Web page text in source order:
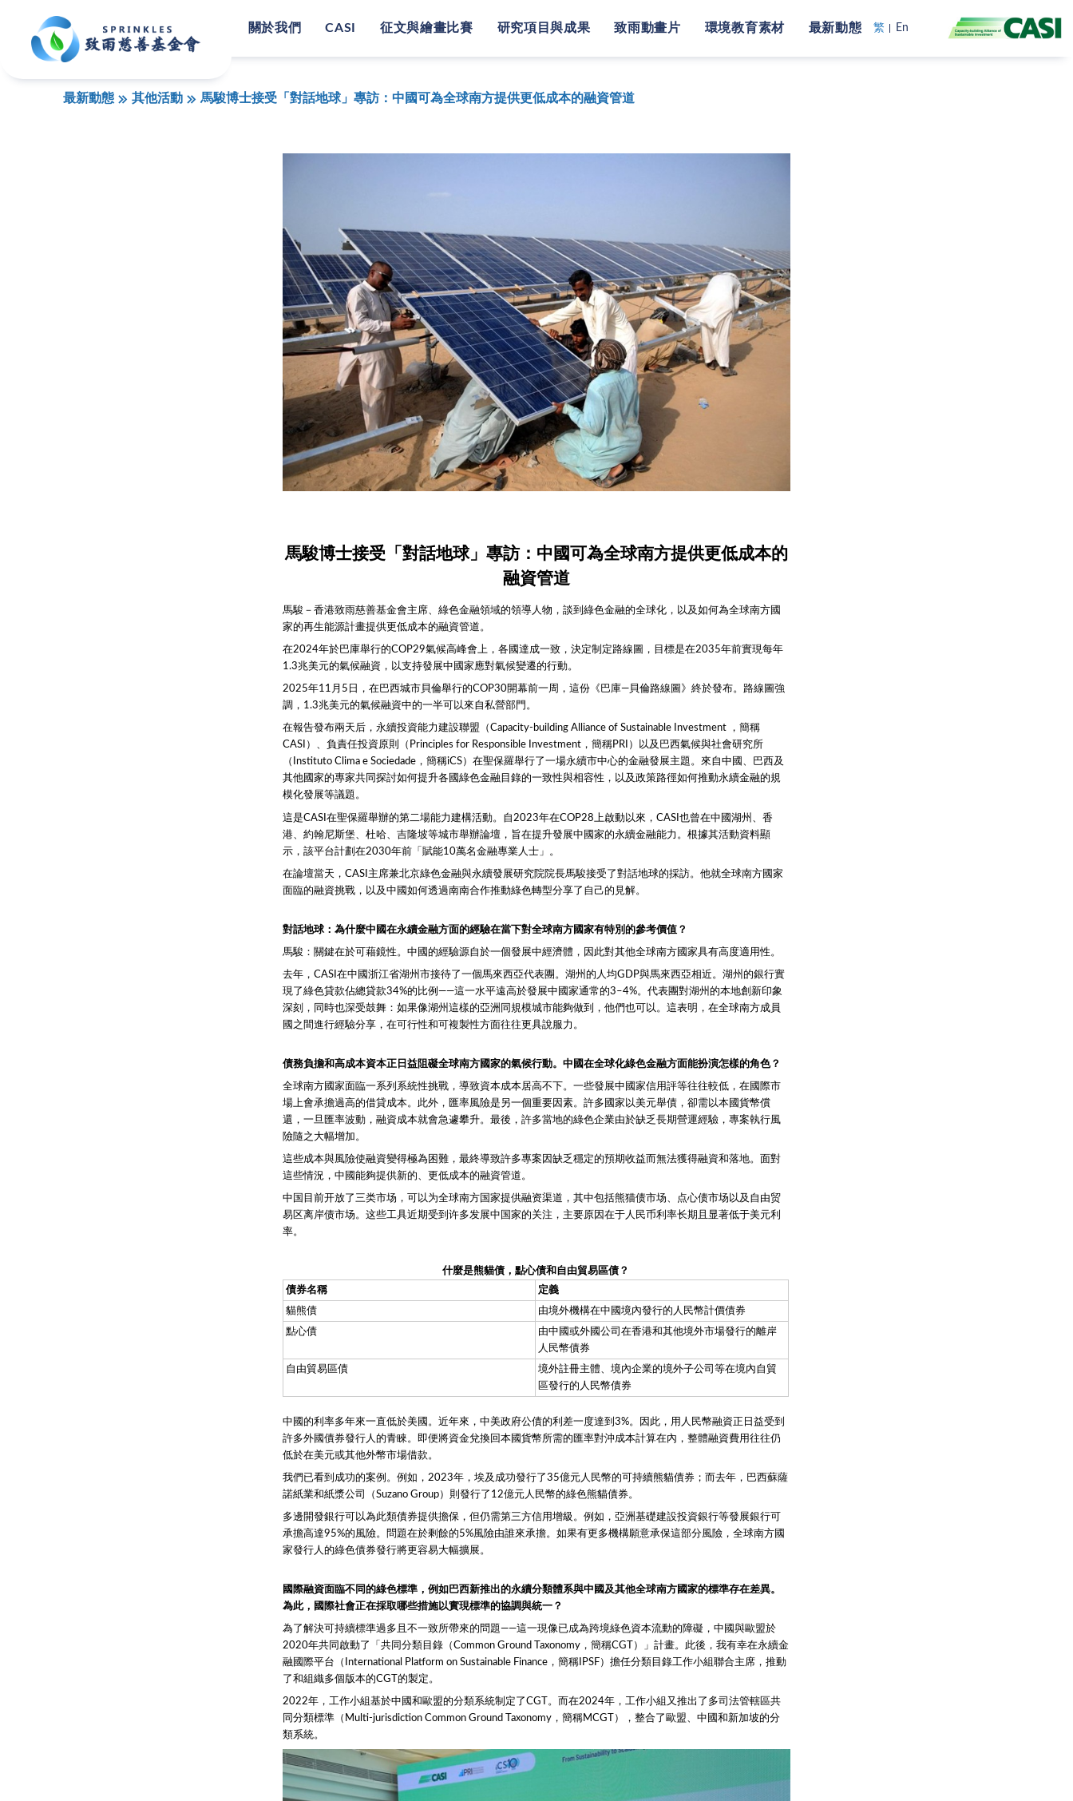
關於我們 CASI 征文與繪畫比賽 研究項目與成果 致雨動畫片 環境教育素材 最新動態 繁 En
最新動態 其他活動 馬駿博士接受「對話地球」專訪：中國可為全球南方提供更低成本的融資管道
馬駿博士接受「對話地球」專訪：中國可為全球南方提供更低成本的
融資管道
馬駿－香港致雨慈善基金會主席、綠色金融領域的領導人物，談到綠色金融的全球化，以及如何為全球南方國
家的再生能源計畫提供更低成本的融資管道。
在2024年於巴庫舉行的COP29氣候高峰會上，各國達成一致，決定制定路線圖，目標是在2035年前實現每年
1.3兆美元的氣候融資，以支持發展中國家應對氣候變遷的行動。
2025年11月5日，在巴西城市貝倫舉行的COP30開幕前一周，這份《巴庫—貝倫路線圖》終於發布。路線圖強
調，1.3兆美元的氣候融資中的一半可以來自私營部門。
在報告發布兩天后，永續投資能力建設聯盟（Capacity-building Alliance of Sustainable Investment ，簡稱
CASI）、負責任投資原則（Principles for Responsible Investment，簡稱PRI）以及巴西氣候與社會研究所
（Instituto Clima e Sociedade，簡稱iCS）在聖保羅舉行了一場永續市中心的金融發展主題。來自中國、巴西及
其他國家的專家共同探討如何提升各國綠色金融目錄的一致性與相容性，以及政策路徑如何推動永續金融的規
模化發展等議題。
這是CASI在聖保羅舉辦的第二場能力建構活動。自2023年在COP28上啟動以來，CASI也曾在中國湖州、香
港、約翰尼斯堡、杜哈、吉隆坡等城市舉辦論壇，旨在提升發展中國家的永續金融能力。根據其活動資料顯
示，該平台計劃在2030年前「賦能10萬名金融專業人士」。
在論壇當天，CASI主席兼北京綠色金融與永續發展研究院院長馬駿接受了對話地球的採訪。他就全球南方國家
面臨的融資挑戰，以及中國如何透過南南合作推動綠色轉型分享了自己的見解。
對話地球：為什麼中國在永續金融方面的經驗在當下對全球南方國家有特別的參考價值？
馬駿：關鍵在於可藉鏡性。中國的經驗源自於一個發展中經濟體，因此對其他全球南方國家具有高度適用性。
去年，CASI在中國浙江省湖州市接待了一個馬來西亞代表團。湖州的人均GDP與馬來西亞相近。湖州的銀行實
現了綠色貸款佔總貸款34%的比例——這一水平遠高於發展中國家通常的3–4%。代表團對湖州的本地創新印象
深刻，同時也深受鼓舞：如果像湖州這樣的亞洲同規模城市能夠做到，他們也可以。這表明，在全球南方成員
國之間進行經驗分享，在可行性和可複製性方面往往更具說服力。
債務負擔和高成本資本正日益阻礙全球南方國家的氣候行動。中國在全球化綠色金融方面能扮演怎樣的角色？
全球南方國家面臨一系列系統性挑戰，導致資本成本居高不下。一些發展中國家信用評等往往較低，在國際市
場上會承擔過高的借貸成本。此外，匯率風險是另一個重要因素。許多國家以美元舉債，卻需以本國貨幣償
還，一旦匯率波動，融資成本就會急遽攀升。最後，許多當地的綠色企業由於缺乏長期營運經驗，專案執行風
險隨之大幅增加。
這些成本與風險使融資變得極為困難，最終導致許多專案因缺乏穩定的預期收益而無法獲得融資和落地。面對
這些情況，中國能夠提供新的、更低成本的融資管道。
中国目前开放了三类市场，可以为全球南方国家提供融资渠道，其中包括熊猫债市场、点心债市场以及自由贸
易区离岸债市场。这些工具近期受到许多发展中国家的关注，主要原因在于人民币利率长期且显著低于美元利
率。
什麼是熊貓債，點心債和自由貿易區債？
債券名稱
定義
貓熊債 由境外機構在中國境內發行的人民幣計價債券
點心債
由中國或外國公司在香港和其他境外市場發行的離岸
人民幣債券
自由貿易區債
境外註冊主體、境內企業的境外子公司等在境內自貿
區發行的人民幣債券
中國的利率多年來一直低於美國。近年來，中美政府公債的利差一度達到3%。因此，用人民幣融資正日益受到
許多外國債券發行人的青睞。即便將資金兌換回本國貨幣所需的匯率對沖成本計算在內，整體融資費用往往仍
低於在美元或其他外幣市場借款。
我們已看到成功的案例。例如，2023年，埃及成功發行了35億元人民幣的可持續熊貓債券；而去年，巴西蘇薩
諾紙業和紙漿公司（Suzano Group）則發行了12億元人民幣的綠色熊貓債券。
多邊開發銀行可以為此類債券提供擔保，但仍需第三方信用增級。例如，亞洲基礎建設投資銀行等發展銀行可
承擔高達95%的風險。問題在於剩餘的5%風險由誰來承擔。如果有更多機構願意承保這部分風險，全球南方國
家發行人的綠色債券發行將更容易大幅擴展。
國際融資面臨不同的綠色標準，例如巴西新推出的永續分類體系與中國及其他全球南方國家的標準存在差異。
為此，國際社會正在採取哪些措施以實現標準的協調與統一？
為了解決可持續標準過多且不一致所帶來的問題——這一現像已成為跨境綠色資本流動的障礙，中國與歐盟於
2020年共同啟動了「共同分類目錄（Common Ground Taxonomy，簡稱CGT）」計畫。此後，我有幸在永續金
融國際平台（International Platform on Sustainable Finance，簡稱IPSF）擔任分類目錄工作小組聯合主席，推動
了和組織多個版本的CGT的製定。
2022年，工作小組基於中國和歐盟的分類系統制定了CGT。而在2024年，工作小組又推出了多司法管轄區共
同分類標準（Multi-jurisdiction Common Ground Taxonomy，簡稱MCGT），整合了歐盟、中國和新加坡的分
類系統。